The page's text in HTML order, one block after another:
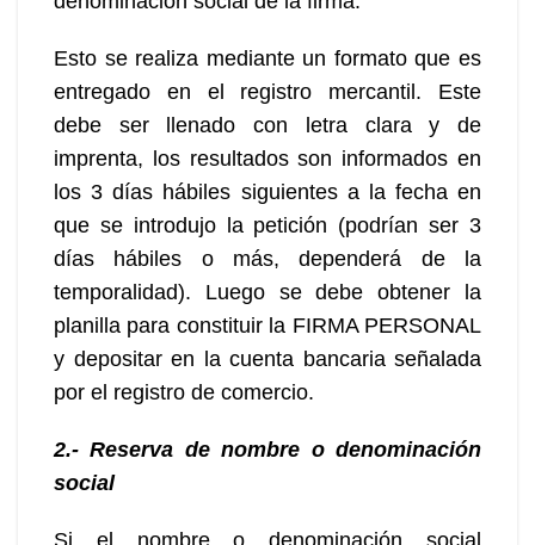
Esto se realiza mediante un formato que es
entregado en el registro mercantil. Este
debe ser llenado con letra clara y de
imprenta, los resultados son informados en
los 3 días hábiles siguientes a la fecha en
que se introdujo la petición (podrían ser 3
días hábiles o más, dependerá de la
temporalidad). Luego se debe obtener la
planilla para constituir la FIRMA PERSONAL
y depositar en la cuenta bancaria señalada
por el registro de comercio.
2.- Reserva de nombre o denominación
social
Si el nombre o denominación social